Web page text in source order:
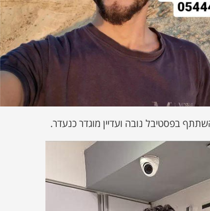
בפסטיבל נובה ועדיין מוגדר כנעדר.